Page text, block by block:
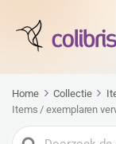
Home Collectie
Items / exemplaren
Zoeken